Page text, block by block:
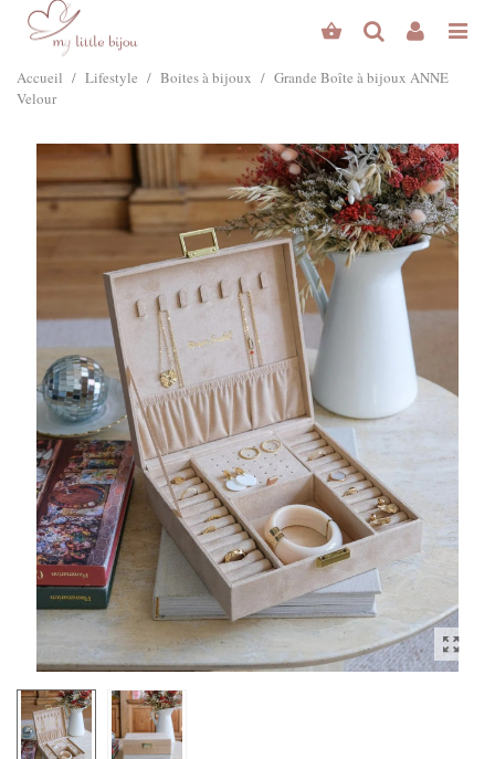
Accueil / Lifestyle / Boites à bijoux / Grande Boîte à bijoux ANNE
Velour